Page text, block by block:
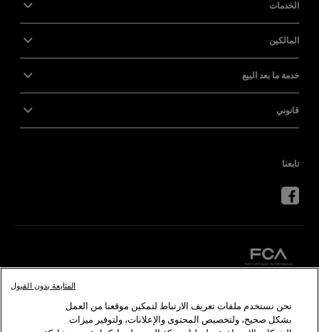
الخدمات
المالكين
خدمة ما بعد البيع
قانوني
تابعنا
أبارث روميو
نحن نستخدم ملفات تعريف الارتباط لتمكين موقعنا من العمل
بشكل صحيح، ولتخصيص المحتوى والإعلانات، ولتوفير ميزات
المتابعة بدون القبول